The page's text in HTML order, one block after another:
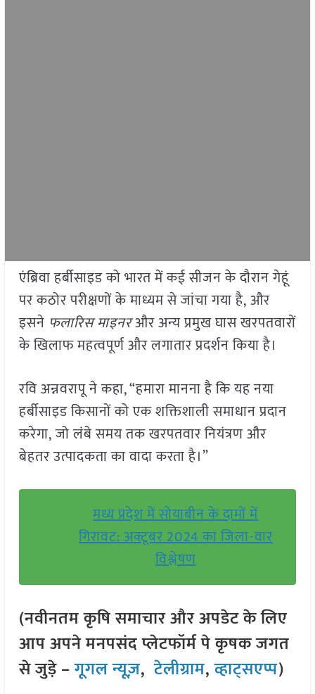
एंब्रिवा हर्बीसाइड को भारत में कई सीजन के दौरान गेहूं
पर कठोर परीक्षणों के माध्यम से जांचा गया है, और
इसने फलारिस माइनरऔर अन्य प्रमुख घास खरपतवारों
के खिलाफ महत्वपूर्ण और लगातार प्रदर्शन किया है।
रवि अन्नवरापू ने कहा, “हमारा मानना है कि यह नया
हर्बीसाइड किसानों को एक शक्तिशाली समाधान प्रदान
करेगा, जो लंबे समय तक खरपतवार नियंत्रण और
बेहतर उत्पादकता का वादा करता है।”
मध्य प्रदेश में सोयाबीन के दामों में
गिरावट: अक्टूबर 2024 का जिला-वार
विश्लेषण
(नवीनतम कृषि समाचार और अपडेट के लिए
आप अपने मनपसंद प्लेटफॉर्म पे कृषक जगत
से जुड़े –गूगल न्यूज़,टेलीग्राम,व्हाट्सएप्प)